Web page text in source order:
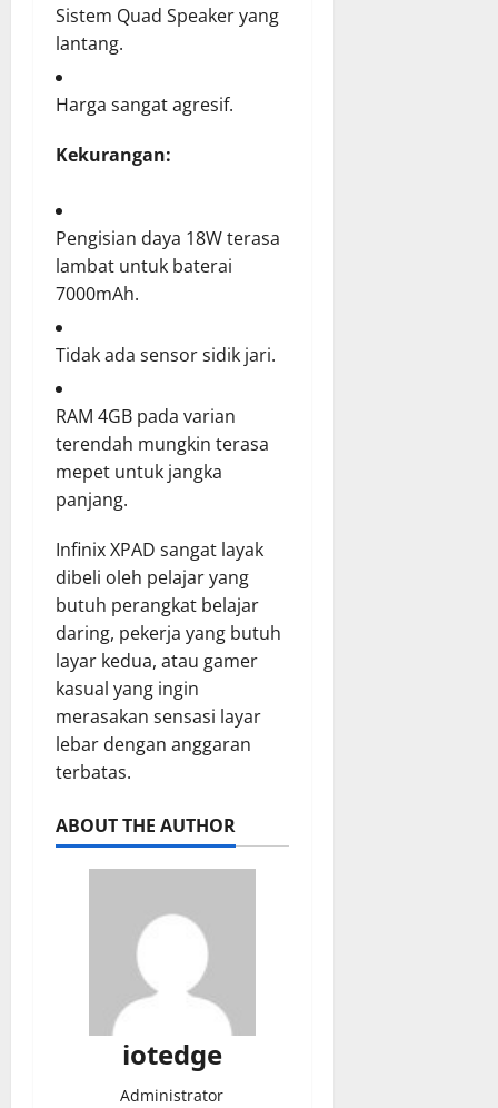
Sistem Quad Speaker yang
lantang.
Harga sangat agresif.
Kekurangan:
Pengisian daya 18W terasa
lambat untuk baterai
7000mAh.
Tidak ada sensor sidik jari.
RAM 4GB pada varian
terendah mungkin terasa
mepet untuk jangka
panjang.
Infinix XPAD sangat layak
dibeli oleh pelajar yang
butuh perangkat belajar
daring, pekerja yang butuh
layar kedua, atau gamer
kasual yang ingin
merasakan sensasi layar
lebar dengan anggaran
terbatas.
ABOUT THE AUTHOR
iotedge
Administrator